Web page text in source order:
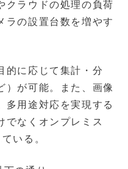
クラウドの処理の負荷
ラの設置台数を増やす
的に応じて集計・分
）が可能。また、画像
多用途対応を実現する
でなくオンプレミス
いる。